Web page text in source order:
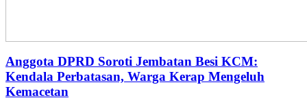
Anggota DPRD Soroti Jembatan Besi KCM:
Kendala Perbatasan, Warga Kerap Mengeluh
Kemacetan